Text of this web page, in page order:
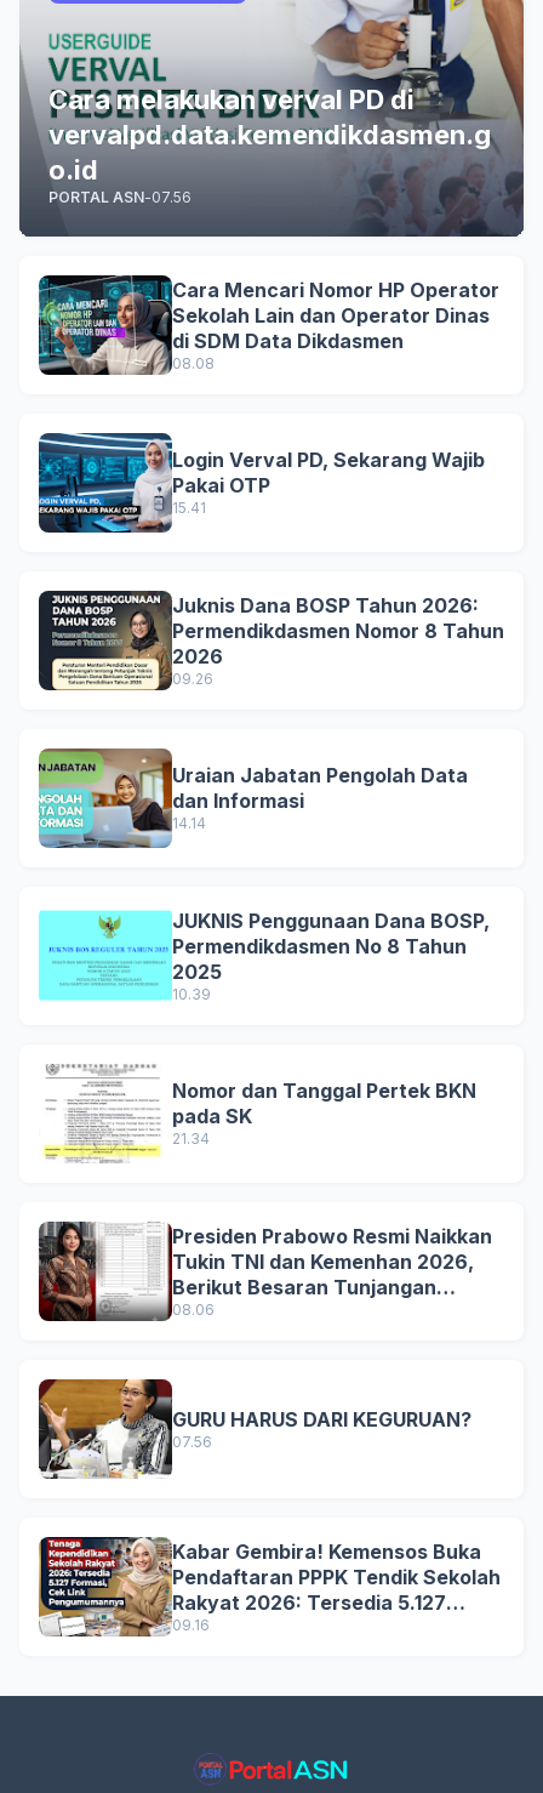
Cara melakukan verval PD di
vervalpd.data.kemendikdasmen.g
o.id
PORTAL ASN-07.56
Cara Mencari Nomor HP Operator
Sekolah Lain dan Operator Dinas
di SDM Data Dikdasmen
08.08
Login Verval PD, Sekarang Wajib
Pakai OTP
15.41
Juknis Dana BOSP Tahun 2026:
Permendikdasmen Nomor 8 Tahun
2026
09.26
Uraian Jabatan Pengolah Data
dan Informasi
14.14
JUKNIS Penggunaan Dana BOSP,
Permendikdasmen No 8 Tahun
2025
10.39
Nomor dan Tanggal Pertek BKN
pada SK
21.34
Presiden Prabowo Resmi Naikkan
Tukin TNI dan Kemenhan 2026,
Berikut Besaran Tunjangan
Terbaru
08.06
GURU HARUS DARI KEGURUAN?
07.56
Kabar Gembira! Kemensos Buka
Pendaftaran PPPK Tendik Sekolah
Rakyat 2026: Tersedia 5.127
Formasi, Simak Syarat dan
09.16